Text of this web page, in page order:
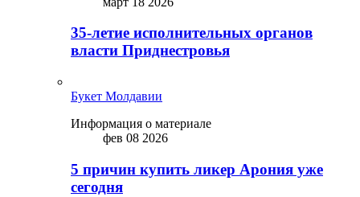
35-летие исполнительных органов
власти Приднестровья
Букет Молдавии
Информация о материале
фев 08 2026
5 причин купить ликep Арония уже
сегодня